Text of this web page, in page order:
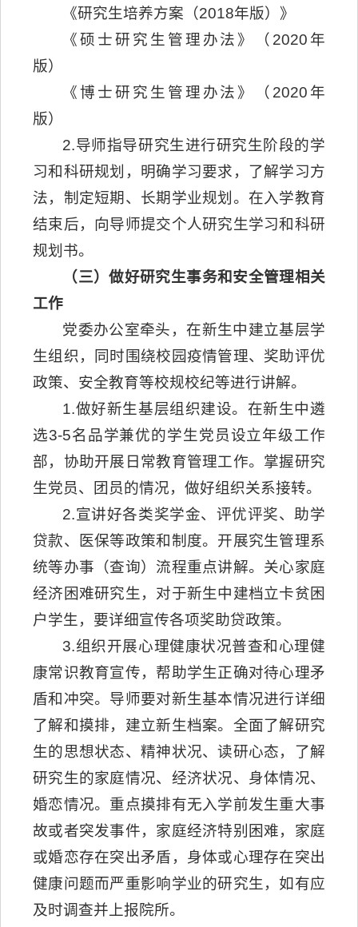
《研究生培养方案（2018年版）》
《硕士研究生管理办法》（2020年
版）
《博士研究生管理办法》（2020年
版）
2.导师指导研究生进行研究生阶段的学
习和科研规划，明确学习要求，了解学习方
法，制定短期、长期学业规划。在入学教育
结束后，向导师提交个人研究生学习和科研
规划书。
（三）做好研究生事务和安全管理相关
工作
党委办公室牵头，在新生中建立基层学
生组织，同时围绕校园疫情管理、奖助评优
政策、安全教育等校规校纪等进行讲解。
1.做好新生基层组织建设。在新生中遴
选3-5名品学兼优的学生党员设立年级工作
部，协助开展日常教育管理工作。掌握研究
生党员、团员的情况，做好组织关系接转。
2.宣讲好各类奖学金、评优评奖、助学
贷款、医保等政策和制度。开展究生管理系
统等办事（查询）流程重点讲解。关心家庭
经济困难研究生，对于新生中建档立卡贫困
户学生，要详细宣传各项奖助贷政策。
3.组织开展心理健康状况普查和心理健
康常识教育宣传，帮助学生正确对待心理矛
盾和冲突。导师要对新生基本情况进行详细
了解和摸排，建立新生档案。全面了解研究
生的思想状态、精神状况、读研心态，了解
研究生的家庭情况、经济状况、身体情况、
婚恋情况。重点摸排有无入学前发生重大事
故或者突发事件，家庭经济特别困难，家庭
或婚恋存在突出矛盾，身体或心理存在突出
健康问题而严重影响学业的研究生，如有应
及时调查并上报院所。